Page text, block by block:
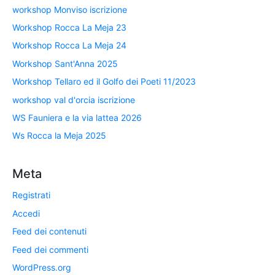
workshop Monviso iscrizione
Workshop Rocca La Meja 23
Workshop Rocca La Meja 24
Workshop Sant'Anna 2025
Workshop Tellaro ed il Golfo dei Poeti 11/2023
workshop val d'orcia iscrizione
WS Fauniera e la via lattea 2026
Ws Rocca la Meja 2025
Meta
Registrati
Accedi
Feed dei contenuti
Feed dei commenti
WordPress.org